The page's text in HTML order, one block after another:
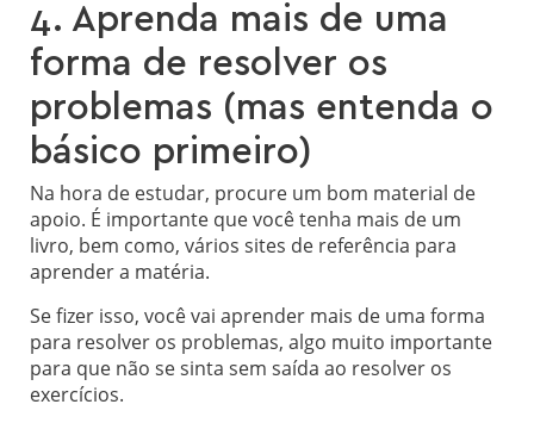
4. Aprenda mais de uma
forma de resolver os
problemas (mas entenda o
básico primeiro)
Na hora de estudar, procure um bom material de
apoio. É importante que você tenha mais de um
livro, bem como, vários sites de referência para
aprender a matéria.
Se fizer isso, você vai aprender mais de uma forma
para resolver os problemas, algo muito importante
para que não se sinta sem saída ao resolver os
exercícios.